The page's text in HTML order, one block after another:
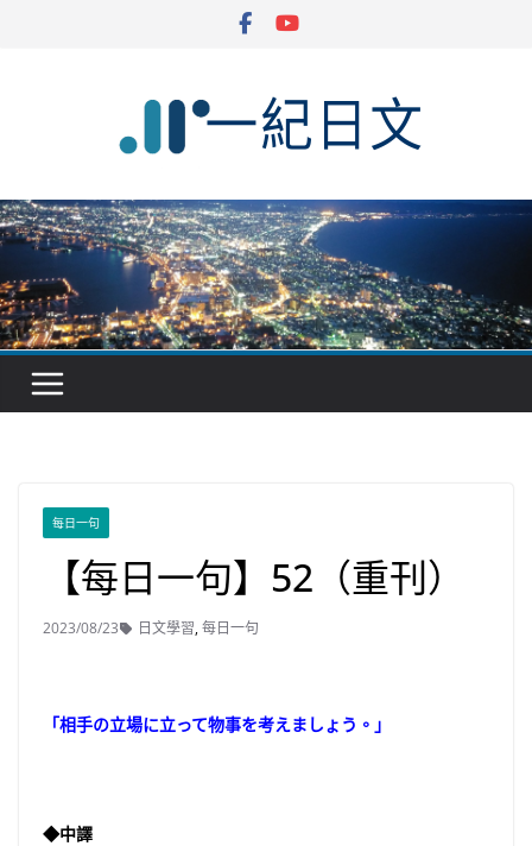
每日一句
【每日一句】52（重刊）
2023/08/23 日文學習,每日一句
「相手の立場に立って物事を考えましょう。」
◆中譯